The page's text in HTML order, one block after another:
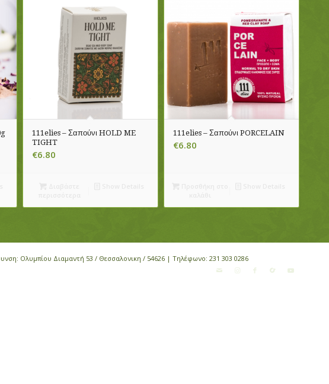
111elies – Σαπούνι HOLD ME
TIGHT
€6.80
111elies – Σαπούνι PORCELAIN
€6.80
Ολυμπίου Διαμαντή 53 / Θεσσαλονικη / 54626 | Τηλέφωνο: 231 303 0286